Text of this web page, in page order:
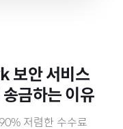
보안 서비스
송금하는 이유
저렴한 수수료